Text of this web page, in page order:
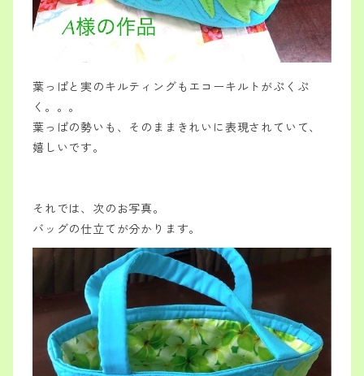
葉っぱと実のキルティングもエコーキルトがぷくぷ
く。。。
葉っぱの勢いも、そのままきれいに表現されていて、
嬉しいです。
それでは、次のお写真。
バッグの仕立てが分かります。